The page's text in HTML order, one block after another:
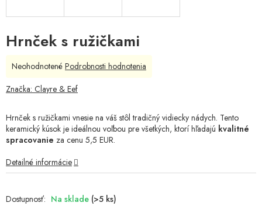
Hrnček s ružičkami
Na sklade (>5 ks)
Hrnček s ružičkami vnesie na váš stôl tradičný vidiecky nádych. Tento
keramický kúsok je ideálnou voľbou pre všetkých, ktorí hľadajú kvalitné
spracovanie za cenu 5,5 EUR.
Detailné informácie
Priemerné
produktu
z
5
hviezdičiek.
Neohodnotené Podrobnosti hodnotenia
Značka: Clayre & Eef